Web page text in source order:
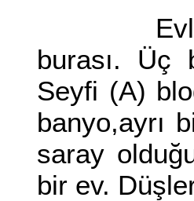
Evleri bir
burası. Üç
Seyfi (A)
banyo,ayrı
saray
bir ev.